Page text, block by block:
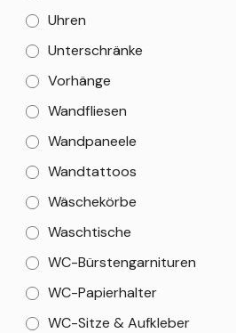
Uhren
Unterschränke
Vorhänge
Wandfliesen
Wandpaneele
Wandtattoos
Wäschekörbe
Waschtische
WC-Bürstengarnituren
WC-Papierhalter
WC-Sitze & Aufkleber